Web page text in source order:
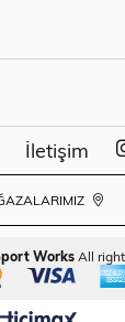
İletişim
Works All